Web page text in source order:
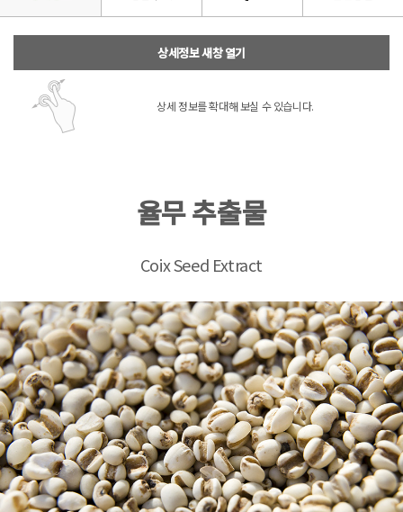
상세정보 새창 열기
상세 정보를 확대해 보실 수 있습니다.
율무 추출물
Coix Seed Extract